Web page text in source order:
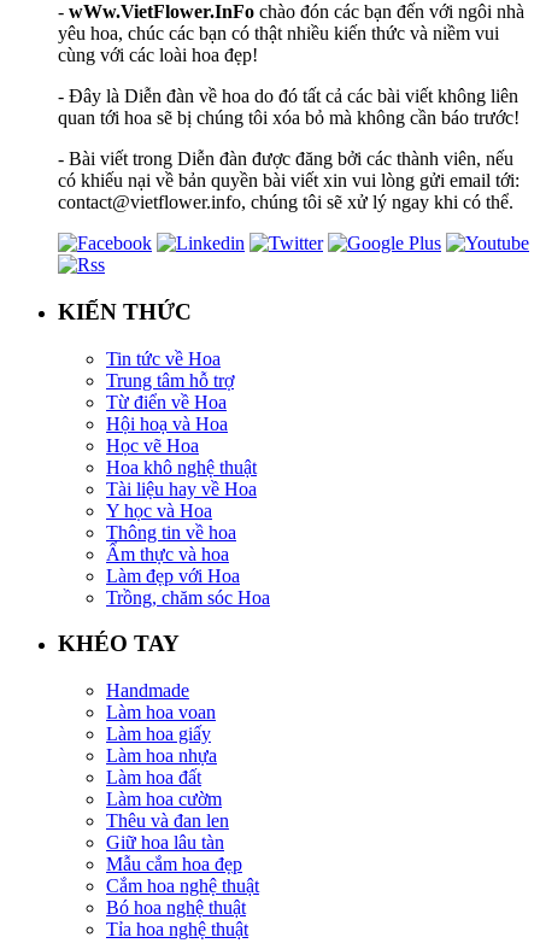
- wWw.VietFlower.InFo chào đón các bạn đến với ngôi nhà
yêu hoa, chúc các bạn có thật nhiều kiến thức và niềm vui
cùng với các loài hoa đẹp!
- Đây là Diễn đàn về hoa do đó tất cả các bài viết không liên
quan tới hoa sẽ bị chúng tôi xóa bỏ mà không cần báo trước!
- Bài viết trong Diễn đàn được đăng bởi các thành viên, nếu
có khiếu nại về bản quyền bài viết xin vui lòng gửi email tới:
contact@vietflower.info, chúng tôi sẽ xử lý ngay khi có thể.
KIẾN THỨC
Tin tức về Hoa
Trung tâm hỗ trợ
Từ điển về Hoa
Hội hoạ và Hoa
Học vẽ Hoa
Hoa khô nghệ thuật
Tài liệu hay về Hoa
Y học và Hoa
Thông tin về hoa
Ẩm thực và hoa
Làm đẹp với Hoa
Trồng, chăm sóc Hoa
KHÉO TAY
Handmade
Làm hoa voan
Làm hoa giấy
Làm hoa nhựa
Làm hoa đất
Làm hoa cườm
Thêu và đan len
Giữ hoa lâu tàn
Mẫu cắm hoa đẹp
Cắm hoa nghệ thuật
Bó hoa nghệ thuật
Tỉa hoa nghệ thuật